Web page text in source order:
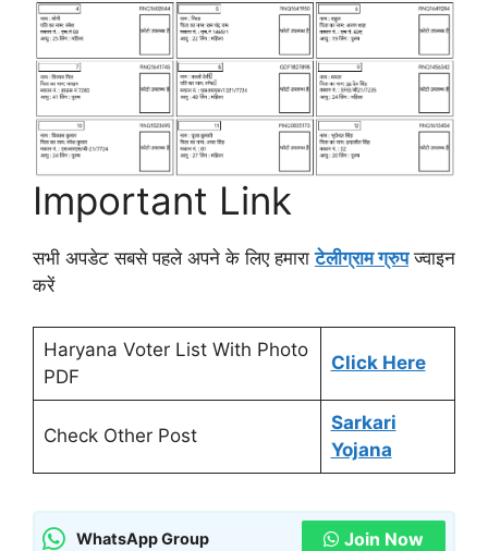
Important Link
सभी अपडेट सबसे पहले अपने के लिए हमाराटेलीग्राम ग्रुपज्वाइन
करें
Haryana Voter List With Photo
PDF
Click Here
Check Other Post
Sarkari
Yojana
WhatsApp Group Join Now